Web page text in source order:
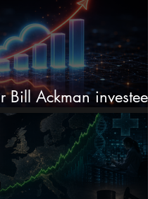
Ackman investeert
dit techaandeel